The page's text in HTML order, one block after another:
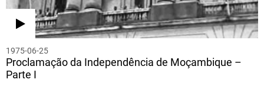
1975-06-25
Proclamação da Independência de Moçambique –
Parte I